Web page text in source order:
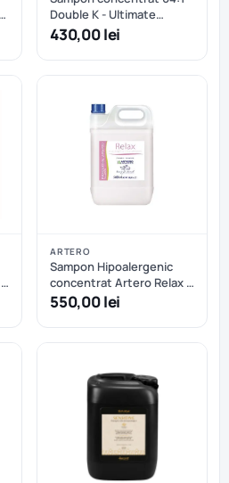
Double K - Ultimate
Unleashed - 3.8 L
430,00 lei
ARTERO
Sampon Hipoalergenic
concentrat Artero Relax -
5 L
550,00 lei